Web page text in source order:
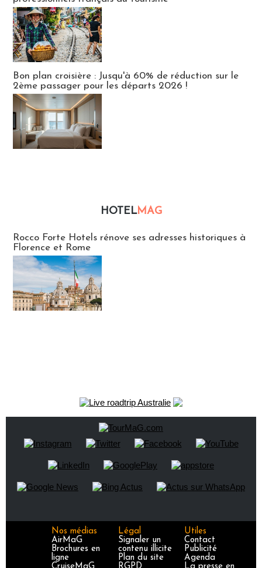
Bon plan croisière : Jusqu'à 60% de réduction sur le
2ème passager pour les départs 2026 !
HOTELMAG
Rocco Forte Hotels rénove ses adresses historiques à
Florence et Rome
Nos médias
AirMaG
Brochures en
ligne
Légal
Signaler un
contenu illicite
Plan du site
Utiles
Contact
Publicité
Agenda